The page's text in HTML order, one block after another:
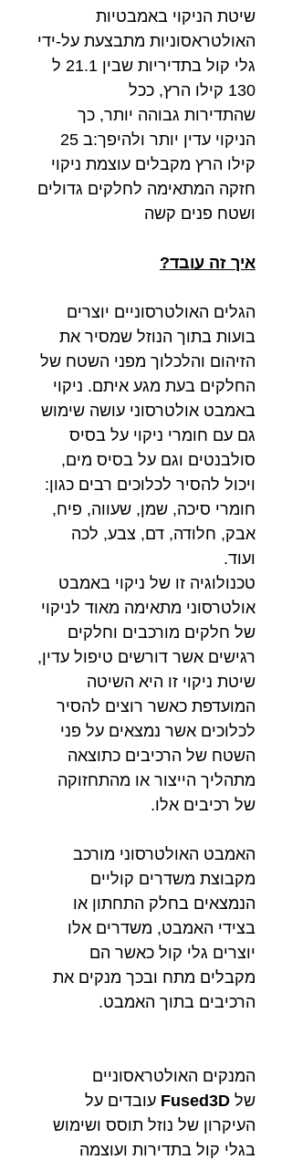
שיטת הניקוי באמבטיות
האולטראסוניות מתבצעת על-ידי
גלי קול בתדיריות שבין 21.1 ל
130 קילו הרץ, ככל
שהתדירות גבוהה יותר, כך
הניקוי עדין יותר ולהיפך:ב 25
קילו הרץ מקבלים עוצמת ניקוי
חזקה המתאימה לחלקים גדולים
ושטח פנים קשה
איך זה עובד?
הגלים האולטרסוניים יוצרים
בועות בתוך הנוזל שמסיר את
הזיהום והלכלוך מפני השטח של
החלקים בעת מגע איתם. ניקוי
באמבט אולטרסוני עושה שימוש
גם עם חומרי ניקוי על בסיס
סולבנטים וגם על בסיס מים,
ויכול להסיר לכלוכים רבים כגון:
חומרי סיכה, שמן, שעווה, פיח,
אבק, חלודה, דם, צבע, לכה
ועוד.
טכנולוגיה זו של ניקוי באמבט
אולטרסוני מתאימה מאוד לניקוי
של חלקים מורכבים וחלקים
רגישים אשר דורשים טיפול עדין,
שיטת ניקוי זו היא השיטה
המועדפת כאשר רוצים להסיר
לכלוכים אשר נמצאים על פני
השטח של הרכיבים כתוצאה
מתהליך הייצור או מהתחזוקה
של רכיבים אלו.
האמבט האולטרסוני מורכב
מקבוצת משדרים קוליים
הנמצאים בחלק התחתון או
בצידי האמבט, משדרים אלו
יוצרים גלי קול כאשר הם
מקבלים מתח ובכך מנקים את
הרכיבים בתוך האמבט.
המנקים האולטראסוניים
של Fused3D עובדים על
העיקרון של נוזל תוסס ושימוש
בגלי קול בתדירות ועוצמה